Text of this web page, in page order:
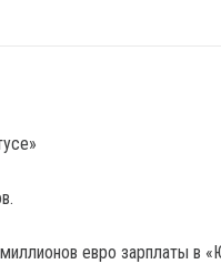
евро зарплаты в